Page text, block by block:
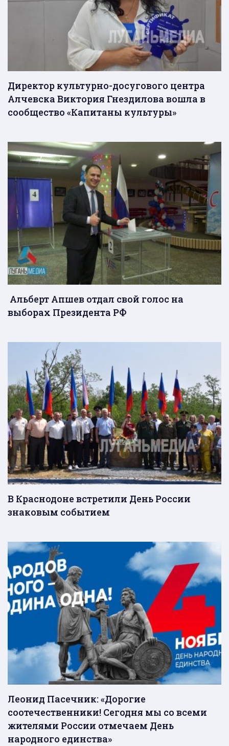
Директор культурно-досугового центра
Алчевска Виктория Гнездилова вошла в
сообщество «Капитаны культуры»
Альберт Апшев отдал свой голос на
выборах Президента РФ
В Краснодоне встретили День России
знаковым событием
Леонид Пасечник: «Дорогие
соотечественники! Сегодня мы со всеми
жителями России отмечаем День
народного единства»